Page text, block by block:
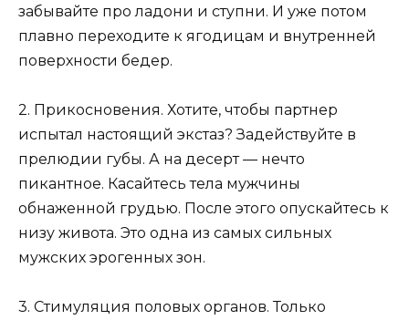
забывайте про ладони и ступни. И уже потом
плавно переходите к ягодицам и внутренней
поверхности бедер.
2. Прикосновения. Хотите, чтобы партнер
испытал настоящий экстаз? Задействуйте в
прелюдии губы. А на десерт — нечто
пикантное. Касайтесь тела мужчины
обнаженной грудью. После этого опускайтесь к
низу живота. Это одна из самых сильных
мужских эрогенных зон.
3. Стимуляция половых органов. Только